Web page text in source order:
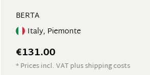
BERTA
Italy, Piemonte
€131.00
* Prices incl. VAT plus shipping costs